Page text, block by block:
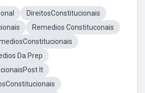
DireitosConstitucionais
Remedios Constituconais
Da Prep
It